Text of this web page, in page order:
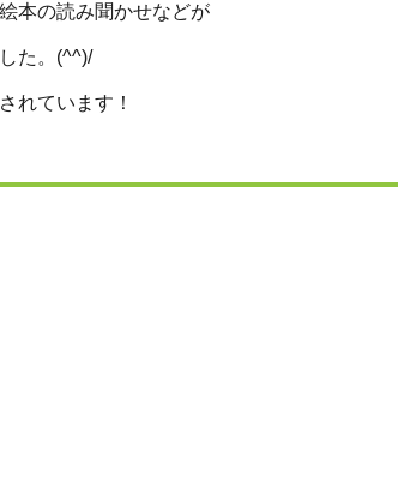
本の読み聞かせなどが
た。(^^)/
されています！